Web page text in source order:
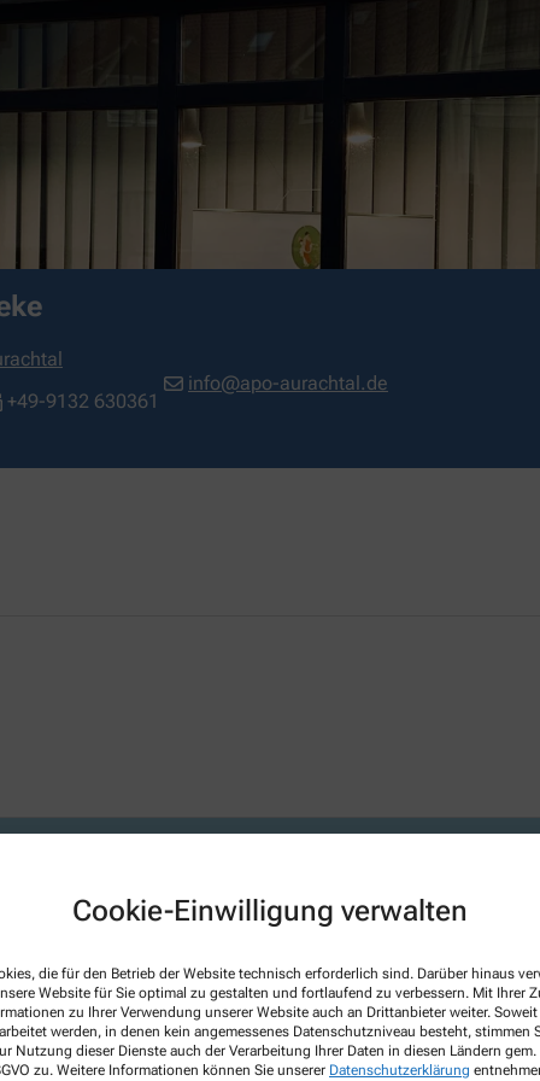
Cookie-Einwilligung verwalten
die für den Betrieb der Website technisch erforderlich sind. Darüber hinaus
Website für Sie optimal zu gestalten und fortlaufend zu verbessern. Mit Ihrer
zu Ihrer Verwendung unserer Website auch an Drittanbieter weiter.
werden, in denen kein angemessenes Datenschutzniveau besteht, stimmen
Nutzung dieser Dienste auch der Verarbeitung Ihrer Daten in diesen Ländern
zu. Weitere Informationen können Sie unserer Datenschutzerklärung
+49-9132 630361
info@apo-aurachtal.de
rund um Ihre Gesundheit und Ihr Wohlbefinden. Unser Ziel ist es,
Leistungsspektrum, fachkundiger und persönlicher Beratung und